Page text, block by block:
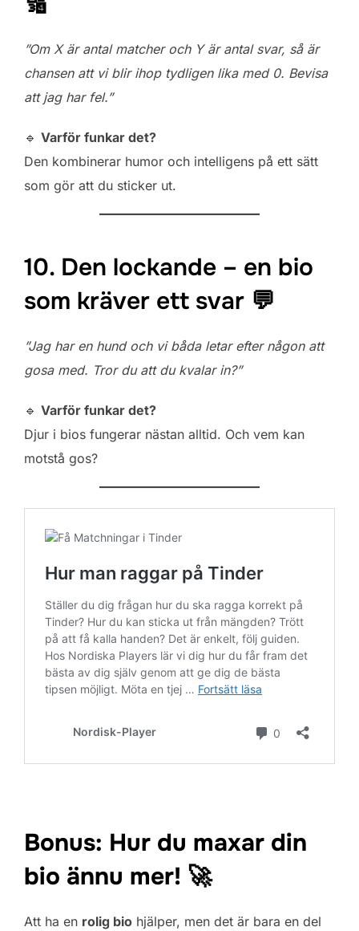
”Om X är antal matcher och Y är antal svar, så är
chansen att vi blir ihop tydligen lika med 0. Bevisa
att jag har fel.”
🔹 Varför funkar det?
Den kombinerar humor och intelligens på ett sätt
som gör att du sticker ut.
10. Den lockande – en bio
som kräver ett svar 💬
”Jag har en hund och vi båda letar efter någon att
gosa med. Tror du att du kvalar in?”
🔹 Varför funkar det?
Djur i bios fungerar nästan alltid. Och vem kan
motstå gos?
Bonus: Hur du maxar din
bio ännu mer! 🚀
Att ha en rolig bio hjälper, men det är bara en del